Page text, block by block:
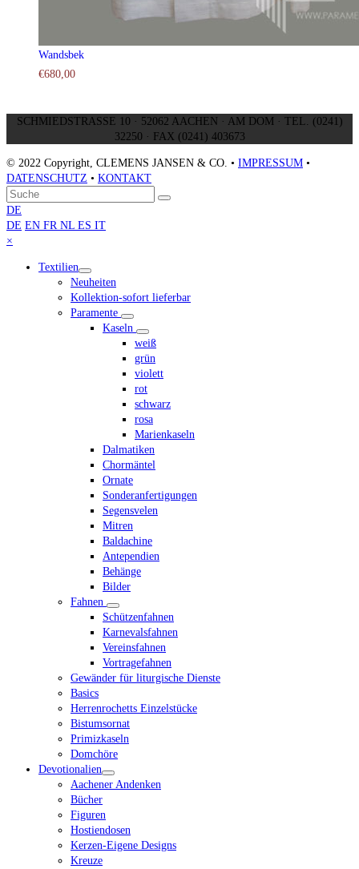
Wandsbek
€680,00
SCHMIEDSTRASSE 10 · 52062 AACHEN · AM DOM · TEL. (0241)
32250 · FAX (0241) 403673
© 2022 Copyright, CLEMENS JANSEN & CO. • IMPRESSUM •
DATENSCHUTZ • KONTAKT
An
den
Anfang
scrollen
Suche
Senden
DE
DE EN FR NL ES IT
×
menu
Textilien
Neuheiten
Kollektion-sofort lieferbar
Paramente
Kaseln
weiß
grün
violett
rot
schwarz
rosa
Marienkaseln
Dalmatiken
Chormäntel
Ornate
Sonderanfertigungen
Segensvelen
Mitren
Baldachine
Antependien
Behänge
Bilder
Fahnen
Schützenfahnen
Karnevalsfahnen
Vereinsfahnen
Vortragefahnen
Gewänder für liturgische Dienste
Basics
Herrenrochetts Einzelstücke
Bistumsornat
Primizkaseln
Domchöre
Devotionalien
Aachener Andenken
Bücher
Figuren
Hostiendosen
Kerzen-Eigene Designs
Kreuze